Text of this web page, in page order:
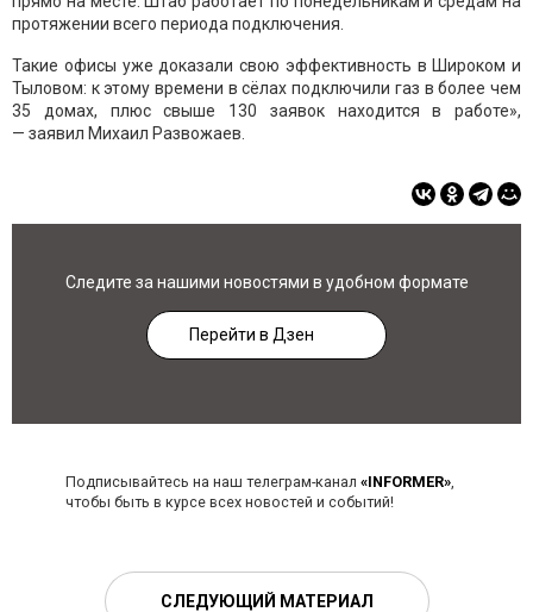
протяжении всего периода подключения.
Такие офисы уже доказали свою эффективность в Широком и
Тыловом: к этому времени в сёлах подключили газ в более чем
35 домах, плюс свыше 130 заявок находится в работе»,
— заявил Михаил Развожаев.
Следите за нашими новостями в удобном формате
Перейти в Дзен
Подписывайтесь на наш телеграм-канал «INFORMER»,
чтобы быть в курсе всех новостей и событий!
СЛЕДУЮЩИЙ МАТЕРИАЛ